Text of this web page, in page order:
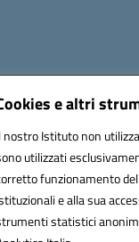
e altri
nostro Istituto non
utilizzati
funzionamento
e alla sua
statistici